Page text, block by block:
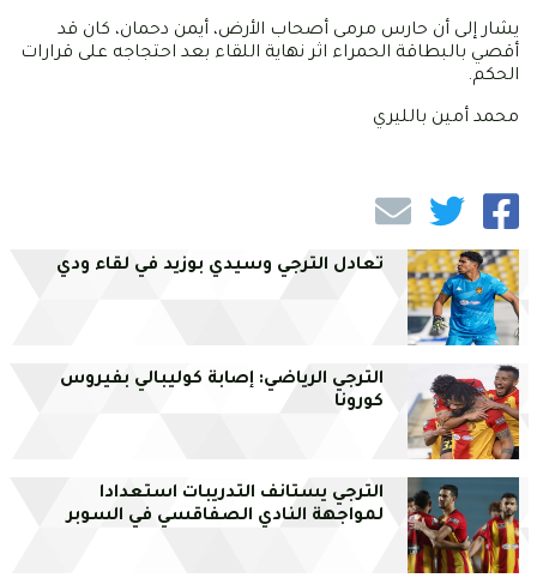
يشار إلى أن حارس مرمى أصحاب الأرض، أيمن دحمان، كان قد
أقصي بالبطاقة الحمراء اثر نهاية اللقاء بعد احتجاجه على قرارات
الحكم.
محمد أمين بالليري
تعادل الترجي وسيدي بوزيد في لقاء ودي
الترجي الرياضي: إصابة كوليبالي بفيروس
كورونا
الترجي يستانف التدريبات استعدادا
لمواجهة النادي الصفاقسي في السوبر